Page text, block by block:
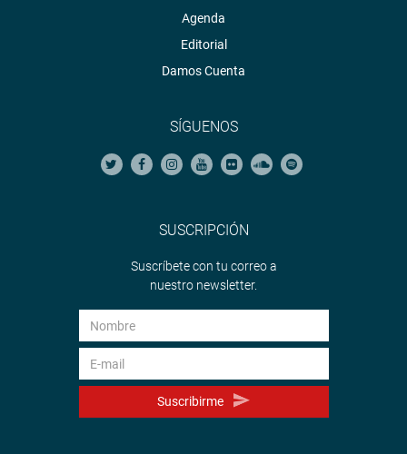
Agenda
Editorial
Damos Cuenta
SÍGUENOS
SUSCRIPCIÓN
Suscríbete con tu correo a
nuestro newsletter.
Suscribirme